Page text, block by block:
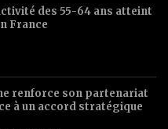
des 55-64 ans atteint
France
renforce son partenariat
à un accord stratégique